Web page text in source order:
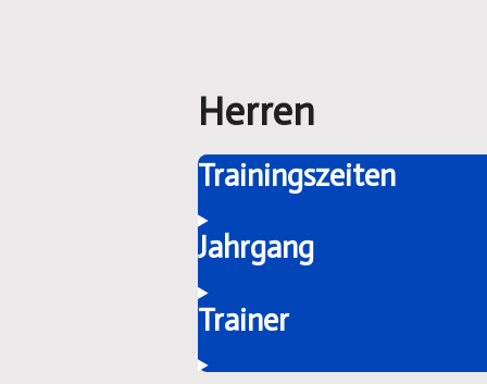
Herren
Trainingszeiten
Jahrgang
Trainer